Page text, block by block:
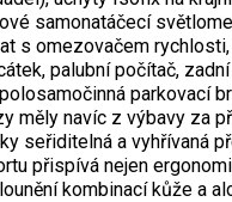
samonatáčecí
s omezovačem
palubní počítač,
parkovací
měly navíc z výbavy za
seřiditelná a vyhřívaná
přispívá nejen
kombinací kůže a